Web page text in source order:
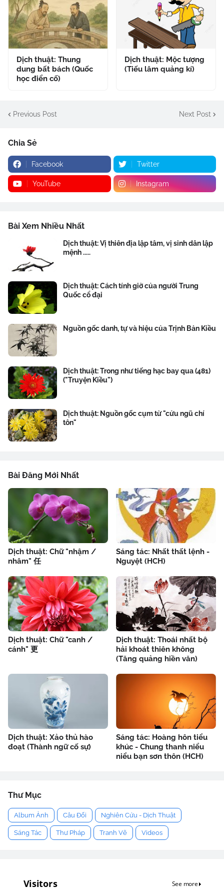
Dịch thuật: Thung
dung bất bách (Quốc
học điển cố)
Dịch thuật: Mộc tượng
(Tiếu lâm quảng kí)
Previous Post Next Post
Chia Sẻ
Facebook Twitter
YouTube Instagram
Bài Xem Nhiều Nhất
Dịch thuật: Vị thiên địa lập tâm, vị sinh dân lập
mệnh .....
Dịch thuật: Cách tính giờ của người Trung
Quốc cổ đại
Nguồn gốc danh, tự và hiệu của Trịnh Bản Kiều
Dịch thuật: Trong như tiếng hạc bay qua (481)
("Truyện Kiều")
Dịch thuật: Nguồn gốc cụm từ "cửu ngũ chí
tôn"
Bài Đăng Mới Nhất
Dịch thuật: Chữ "nhậm /
nhâm" 任
Sáng tác: Nhất thất lệnh -
Nguyệt (HCH)
Dịch thuật: Chữ "canh /
cánh" 更
Dịch thuật: Thoái nhất bộ
hải khoát thiên không
(Tăng quảng hiền văn)
Dịch thuật: Xảo thủ hào
đoạt (Thành ngữ cố sự)
Sáng tác: Hoàng hôn tiểu
khúc - Chung thanh niểu
niểu bạn sơn thôn (HCH)
Thư Mục
Album Ảnh Câu Đối Nghiên Cứu - Dịch Thuật
Sáng Tác Thư Pháp Tranh Vẽ Videos